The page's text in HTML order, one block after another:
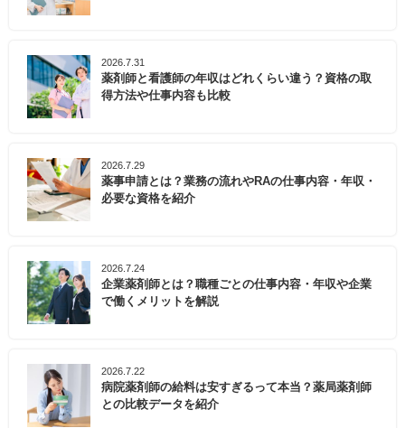
2026.7.31
薬剤師と看護師の年収はどれくらい違う？資格の取
得方法や仕事内容も比較
2026.7.29
薬事申請とは？業務の流れやRAの仕事内容・年収・
必要な資格を紹介
2026.7.24
企業薬剤師とは？職種ごとの仕事内容・年収や企業
で働くメリットを解説
2026.7.22
病院薬剤師の給料は安すぎるって本当？薬局薬剤師
との比較データを紹介